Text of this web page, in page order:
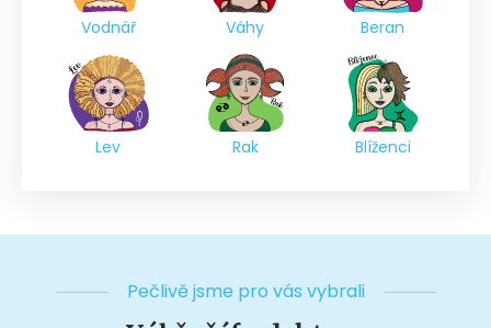
Vodnář Váhy Beran
Lev Rak Blíženci
Pečlivě jsme pro vás vybrali